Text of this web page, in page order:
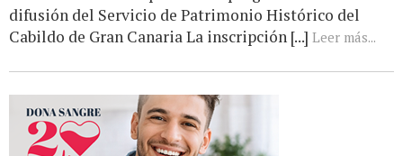
difusión del Servicio de Patrimonio Histórico del
Cabildo de Gran Canaria La inscripción [...] Leer más...